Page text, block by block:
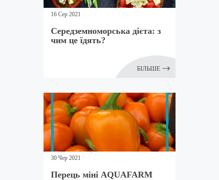
16 Сер 2021
Середземноморська дієта: з
чим це їдять?
БІЛЬШЕ
30 Чер 2021
Перець міні AQUAFARM